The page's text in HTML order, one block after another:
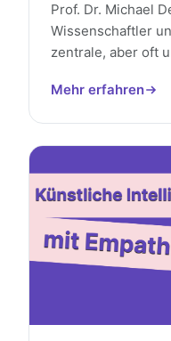
Prof. Dr. Michael
Wissenschaftler
zentrale, aber oft
Mehr erfahren